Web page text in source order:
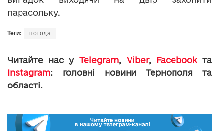
парасольку.
Теги: погода
Читайте нас у Telegram, Viber, Facebookта
Instagram: головні новини Тернополя та
області.